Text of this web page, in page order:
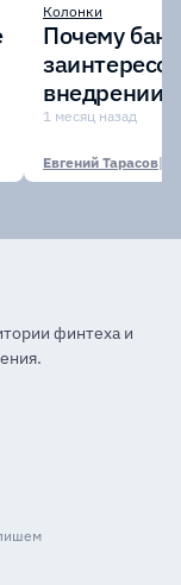
Колонки
Почему
внедрении
депозитов
1 месяц назад
Евгений Тарасов|
финтеха и